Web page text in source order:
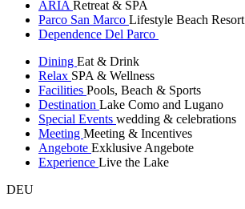
ARIA Retreat & SPA
Parco San Marco Lifestyle Beach Resort
Dependence Del Parco
Dining Eat & Drink
Relax SPA & Wellness
Facilities Pools, Beach & Sports
Destination Lake Como and Lugano
Special Events wedding & celebrations
Meeting Meeting & Incentives
Angebote Exklusive Angebote
Experience Live the Lake
DEU